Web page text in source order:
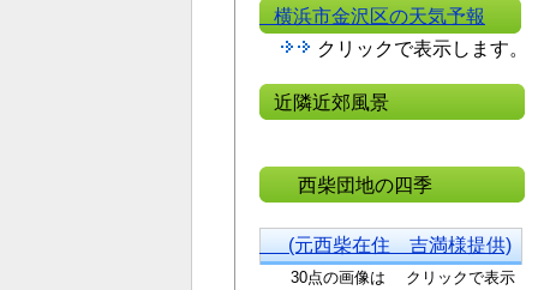
横浜市金沢区の天気予報
クリックで表示します。
近隣近郊風景
西柴団地の四季
(元西柴在住 吉満様提供)
30点の画像は クリックで表示